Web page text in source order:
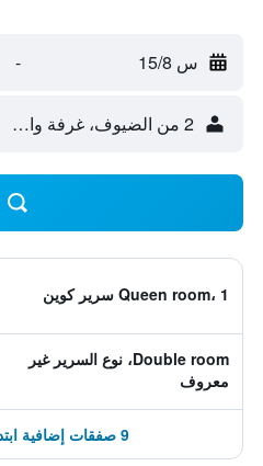
س 15/8 -
2 من الضيوف، غرفة واحدة
Queen room، 1 سرير كوين
Double room، نوع السرير غير
معروف
9 صفقات إضافية ابتداءً من 483 ﷼